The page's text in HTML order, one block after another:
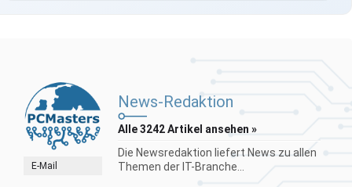
E-Mail
News-Redaktion
Alle 3242 Artikel ansehen »
Die Newsredaktion liefert News zu allen
Themen der IT-Branche...